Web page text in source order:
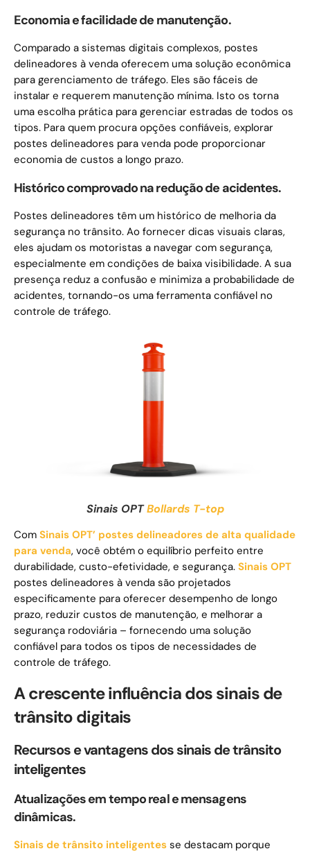
Economia e facilidade de manutenção.
Comparado a sistemas digitais complexos, postes
delineadores à venda oferecem uma solução econômica
para gerenciamento de tráfego. Eles são fáceis de
instalar e requerem manutenção mínima. Isto os torna
uma escolha prática para gerenciar estradas de todos os
tipos. Para quem procura opções confiáveis, explorar
postes delineadores para venda pode proporcionar
economia de custos a longo prazo.
Histórico comprovado na redução de acidentes.
Postes delineadores têm um histórico de melhoria da
segurança no trânsito. Ao fornecer dicas visuais claras,
eles ajudam os motoristas a navegar com segurança,
especialmente em condições de baixa visibilidade. A sua
presença reduz a confusão e minimiza a probabilidade de
acidentes, tornando-os uma ferramenta confiável no
controle de tráfego.
Sinais OPTBollards T-top
Com Sinais OPT’ postes delineadores de alta qualidade
para venda, você obtém o equilíbrio perfeito entre
durabilidade, custo-efetividade, e segurança. Sinais OPT
postes delineadores à venda são projetados
especificamente para oferecer desempenho de longo
prazo, reduzir custos de manutenção, e melhorar a
segurança rodoviária – fornecendo uma solução
confiável para todos os tipos de necessidades de
controle de tráfego.
A crescente influência dos sinais de
trânsito digitais
Recursos e vantagens dos sinais de trânsito
inteligentes
Atualizações em tempo real e mensagens
dinâmicas.
Sinais de trânsito inteligentes se destacam porque